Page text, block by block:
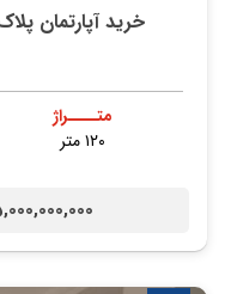
خرید آپارتمان
متــــراژ
۱۲۰ متر
15,000,000,000